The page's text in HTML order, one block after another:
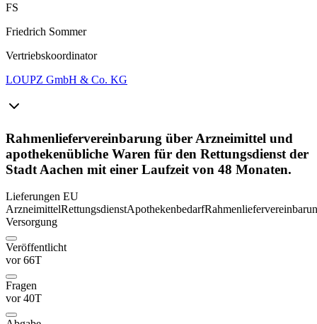
FS
Friedrich Sommer
Vertriebskoordinator
LOUPZ GmbH & Co. KG
Rahmenliefervereinbarung über Arzneimittel und
apothekenübliche Waren für den Rettungsdienst der
Stadt Aachen mit einer Laufzeit von 48 Monaten.
Lieferungen EU
ArzneimittelRettungsdienstApothekenbedarf
Versorgung
Veröffentlicht
vor 66T
Fragen
vor 40T